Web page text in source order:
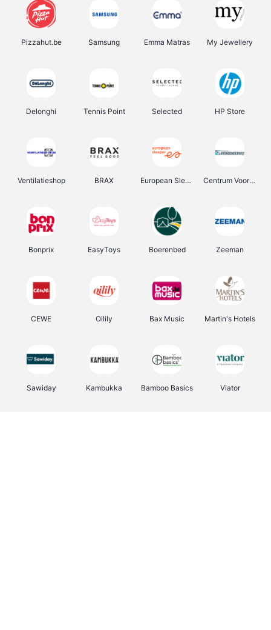
Pizzahut.be Samsung Emma Matras My Jewellery
Delonghi Tennis Point Selected HP Store
Ventilatieshop BRAX European Sleeper Centrum Voor Avondonderwijs
Bonprix EasyToys Boerenbed Zeeman
CEWE Oilily Bax Music Martin's Hotels
Sawiday Kambukka Bamboo Basics Viator